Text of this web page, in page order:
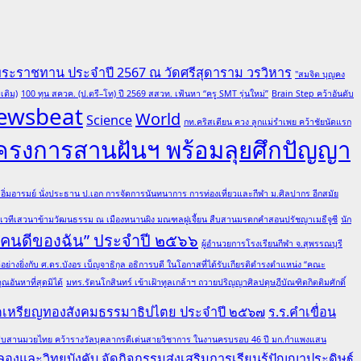
ราชทาน ประจำปี 2567 ณ วัดศรีสุดาราม วรวิหาร "สมจิต บุญคง
ติม) 100 ทุน สควค. (ป.ตรี–โท) ปี 2569 สสวท. เฟ้นหา “ครู SMT รุ่นใหม่” Brain Step คว้าอันดับ
ScienceWorld กท.คริสเตียน ควง ลูกแม่รำเพย คว้าชัยนัดแรก
งการสานฝันฯ พร้อมลุยศึกปัญญา
มอารมย์ นั่งประธาน ป.เอก การจัดการนันทนาการ การท่องเที่ยวและกีฬา ม.ศิลปากร อีกสมัย
วทีเสวนาข้ามวัฒนธรรม ณ เมืองหนานผิง มณฑลฝูเจี้ยน สืบสานมรดกคำสอนปรัชญาเมธีจูซี นัก
คนดีของฉัน” ประจำปี ๒๕๖๖ ผู้อำนวยการโรงเรียนกีฬา จ.สุพรรณบุรี
างยิ่งกับ ศ.ดร.บังอร เบ็ญจาธิกุล อธิการบดี ในโอกาสที่ได้รับเกียรติดำรงตำแหน่ง “คณะ
ณอันหาที่สุดมิได้ มทร.รัตนโกสินทร์ เข้าเฝ้าทูลเกล้าฯ ถวายปริญญาศิลปดุษฎีบัณฑิตกิตติมศักดิ์
หรียญทองสังคมธรรมาธิปไตย ประจำปี ๒๕๖๗ ร.ร.คำเขื่อน
สานมวยไทย คว้ารางวัลบุคลากรดีเด่นสายวิชาการ ในงานครบรอบ 46 ปี มก.กำแพงแสน